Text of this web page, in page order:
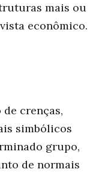
mais ou
econômico.
crenças,
simbólicos
grupo,
de normais